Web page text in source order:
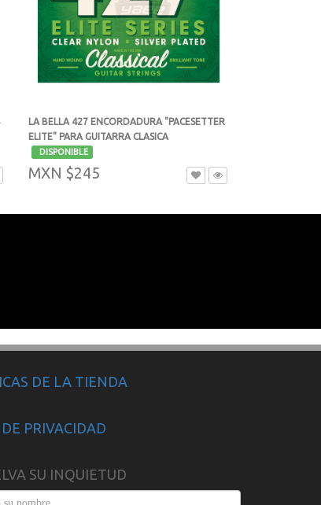
LA BELLA 427 ENCORDADURA "PACESETTER
ELITE" PARA GUITARRA CLASICA
DISPONIBLE
MXN $245
DE LA TIENDA
PRIVACIDAD
SU INQUIETUD